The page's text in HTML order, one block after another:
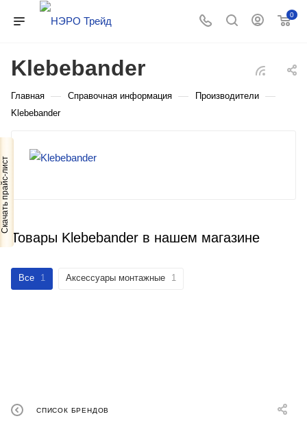
0
Klebebander
Главная — Справочная информация — Производители —
Klebebander
Товары Klebebander в нашем магазине
Все 1 Аксессуары монтажные 1
СПИСОК БРЕНДОВ
Скачать прайс-лист